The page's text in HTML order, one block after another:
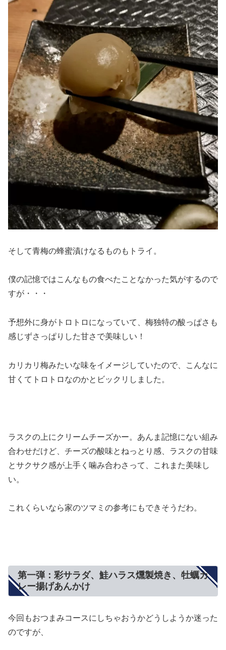
そして青梅の蜂蜜漬けなるものもトライ。
僕の記憶ではこんなもの食べたことなかった気がするので
すが・・・
予想外に身がトロトロになっていて、梅独特の酸っぱさも
感じずさっぱりした甘さで美味しい！
カリカリ梅みたいな味をイメージしていたので、こんなに
甘くてトロトロなのかとビックリしました。
ラスクの上にクリームチーズかー。あんま記憶にない組み
合わせだけど、チーズの酸味とねっとり感、ラスクの甘味
とサクサク感が上手く噛み合わさって、これまた美味し
い。
これくらいなら家のツマミの参考にもできそうだわ。
第一弾：彩サラダ、鮭ハラス燻製焼き、牡蠣カ
レー揚げあんかけ
今回もおつまみコースにしちゃおうかどうしようか迷った
のですが、